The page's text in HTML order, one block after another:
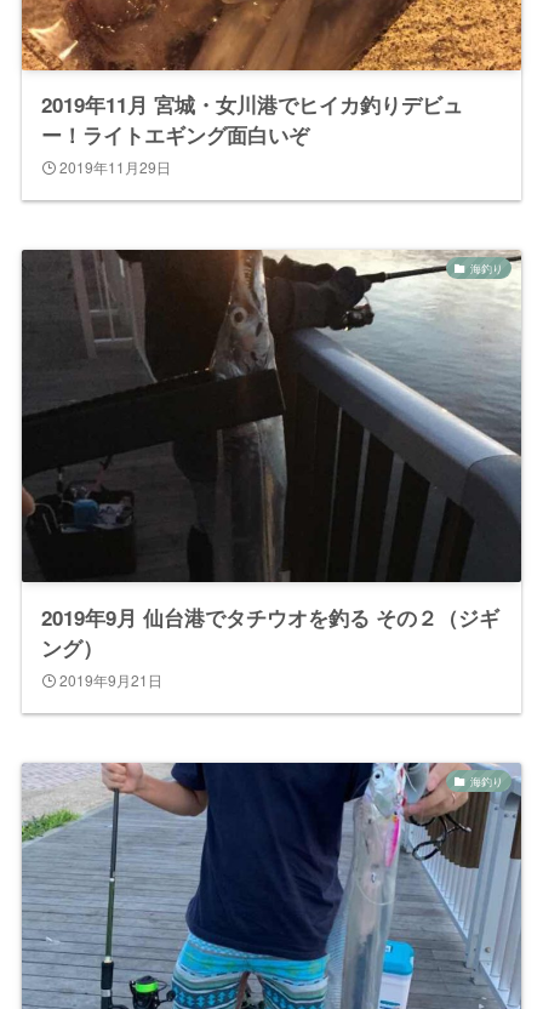
2019年11月 宮城・女川港でヒイカ釣りデビュ
ー！ライトエギング面白いぞ
2019年11月29日
海釣り
2019年9月 仙台港でタチウオを釣る その２（ジギ
ング）
2019年9月21日
海釣り